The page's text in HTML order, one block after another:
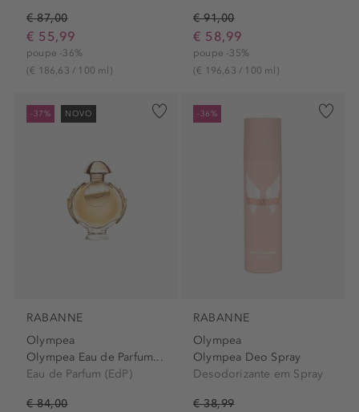
€ 87,00
€ 55,99
poupe -36%
(€ 186,63 / 100 ml)
€ 91,00
€ 58,99
poupe -35%
(€ 196,63 / 100 ml)
-37% NOVO
RABANNE
Olympea
Olympea Eau de Parfum...
Eau de Parfum (EdP)
€ 84,00
-36%
RABANNE
Olympea
Olympea Deo Spray
Desodorizante em Spray
€ 38,99